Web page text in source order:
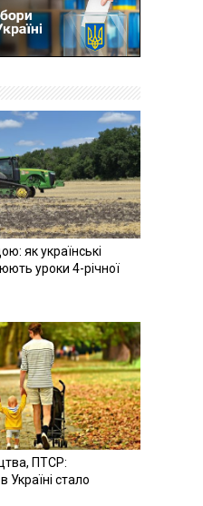
як українські
уроки 4-річної
ПТСР:
Україні стало